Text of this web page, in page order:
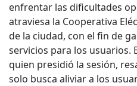
enfrentar las dificultades
atraviesa la Cooperativa
de la ciudad, con el fin de
servicios para los usuarios.
quien presidió la sesión,
solo busca aliviar a los